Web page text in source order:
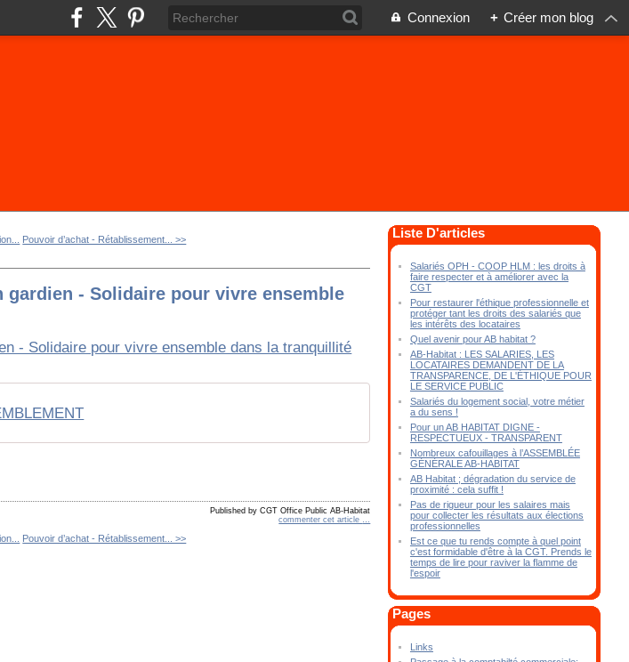
Connexion + Créer mon blog
Pouvoir d’achat - Rétablissement... >>
- Solidaire pour vivre ensemble
Published by CGT Office Public AB-Habitat
commenter cet article …
Pouvoir d’achat - Rétablissement... >>
Liste D'articles
Salariés OPH - COOP HLM : les droits à
faire respecter et à améliorer avec la
CGT
Pour restaurer l'éthique professionnelle et
protéger tant les droits des salariés que
les intérêts des locataires
Quel avenir pour AB habitat ?
AB-Habitat : LES SALARIES, LES
LOCATAIRES DEMANDENT DE LA
TRANSPARENCE, DE L'ÉTHIQUE POUR
LE SERVICE PUBLIC
Salariés du logement social, votre métier
a du sens !
Pour un AB HABITAT DIGNE -
RESPECTUEUX - TRANSPARENT
Nombreux cafouillages à l’ASSEMBLÉE
GÉNÉRALE AB-HABITAT
AB Habitat ; dégradation du service de
proximité : cela suffit !
Pas de rigueur pour les salaires mais
pour collecter les résultats aux élections
professionnelles
Est ce que tu rends compte à quel point
c'est formidable d'être à la CGT. Prends le
temps de lire pour raviver la flamme de
l'espoir
Pages
Links